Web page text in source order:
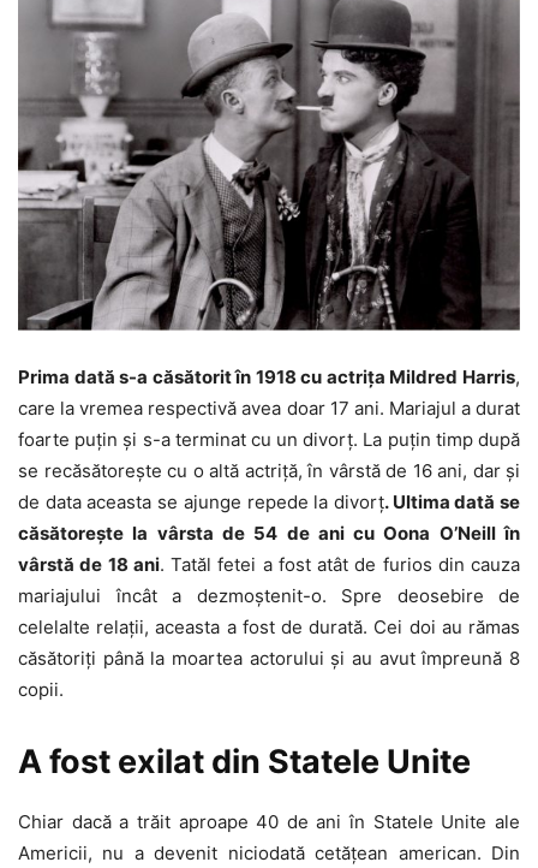
Prima dată s-a căsătorit în 1918 cu actriţa Mildred Harris,
care la vremea respectivă avea doar 17 ani. Mariajul a durat
foarte puţin şi s-a terminat cu un divorţ. La puţin timp după
se recăsătoreşte cu o altă actriţă, în vârstă de 16 ani, dar şi
de data aceasta se ajunge repede la divorţ. Ultima dată se
căsătoreşte la vârsta de 54 de ani cu Oona O’Neill în
vârstă de 18 ani. Tatăl fetei a fost atât de furios din cauza
mariajului încât a dezmoştenit-o. Spre deosebire de
celelalte relaţii, aceasta a fost de durată. Cei doi au rămas
căsătoriţi până la moartea actorului şi au avut împreună 8
copii.
A fost exilat din Statele Unite
Chiar dacă a trăit aproape 40 de ani în Statele Unite ale
Americii, nu a devenit niciodată cetăţean american. Din